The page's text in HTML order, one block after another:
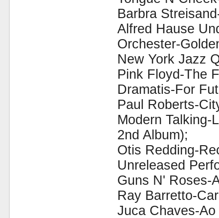
Barbra
Alfred Hause
Orchester-
New York Jazz
Pink Floyd-The
Dramatis-For
Paul Roberts-
Modern Talking-
2nd Album);
Otis Redding-
Unreleased
Guns N' Roses-
Ray Barretto-
Juca Chaves-Ao